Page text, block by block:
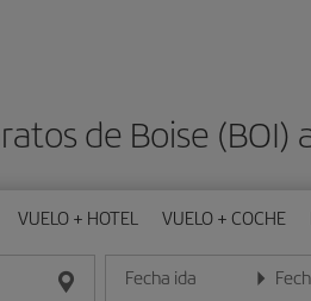
de Boise (BOI)
VUELO + HOTEL VUELO + COCHE
Fecha ida
Introduce la fecha en formato